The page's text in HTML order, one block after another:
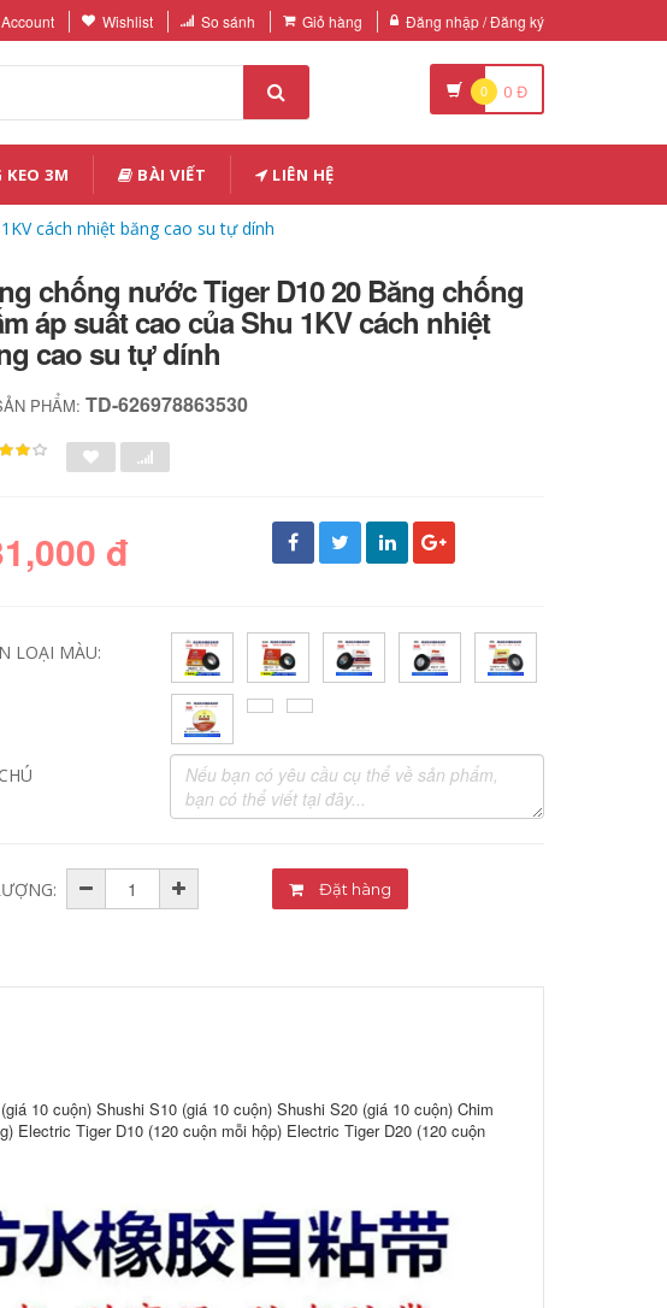
Wishlist So sánh Giỏ hàng Đăng nhập / Đăng ký
0 0 Đ
KEO 3M BÀI VIẾT LIÊN HỆ
cách nhiệt băng cao su tự dính
chống nước Tiger D10 20 Băng chống
áp suất cao của Shu 1KV cách nhiệt
cao su tự dính
PHẨM:TD-626978863530
đ
LOẠI MÀU:
Đặt hàng
10 cuộn) Shushi S10 (giá 10 cuộn) Shushi S20 (giá 10 cuộn) Chim
Electric Tiger D10 (120 cuộn mỗi hộp) Electric Tiger D20 (120 cuộn